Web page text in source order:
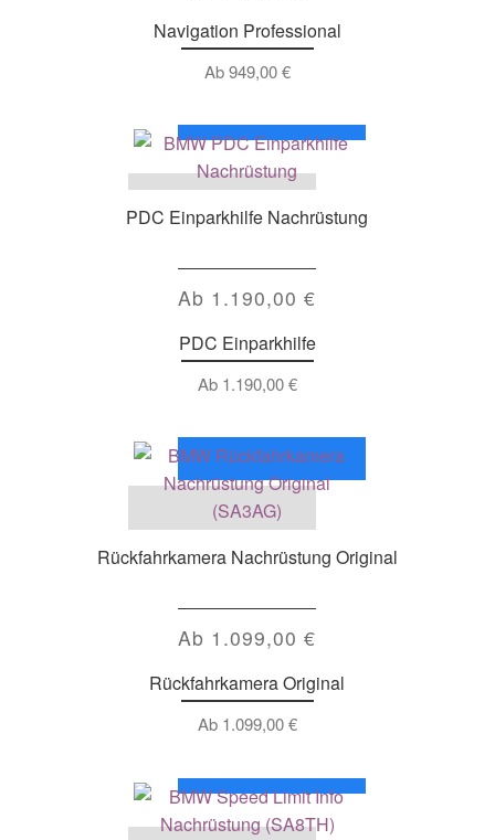
Navigation Professional
Ab949,00€
PDC Einparkhilfe Nachrüstung
Ab 1.190,00 €
PDC Einparkhilfe
Ab 1.190,00€
Rückfahrkamera Nachrüstung Original
Ab 1.099,00 €
Rückfahrkamera Original
Ab 1.099,00€